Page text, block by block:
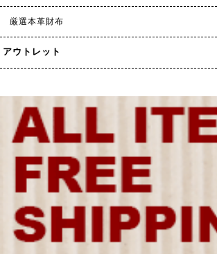
厳選本革財布
アウトレット